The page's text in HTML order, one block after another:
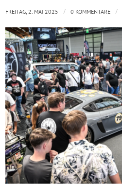
FREITAG, 2. MAI 2025 / 0 KOMMENTARE /